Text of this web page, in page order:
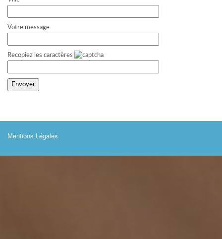
Votre message
Recopiez les caractères
Mentions Légales